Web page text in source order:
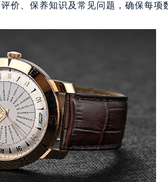
价、保养知识及常见问题，确保每项